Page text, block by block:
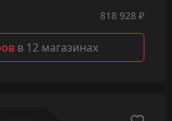
818 928 ₽
в 12 магазинах